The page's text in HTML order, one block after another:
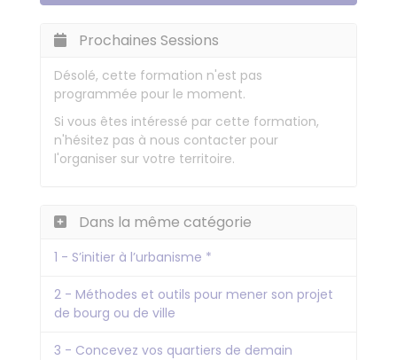
Prochaines Sessions
Désolé, cette formation n'est pas
programmée pour le moment.
Si vous êtes intéressé par cette formation,
n'hésitez pas à nous contacter pour
l'organiser sur votre territoire.
Dans la même catégorie
1 - S’initier à l’urbanisme *
2 - Méthodes et outils pour mener son projet
de bourg ou de ville
3 - Concevez vos quartiers de demain